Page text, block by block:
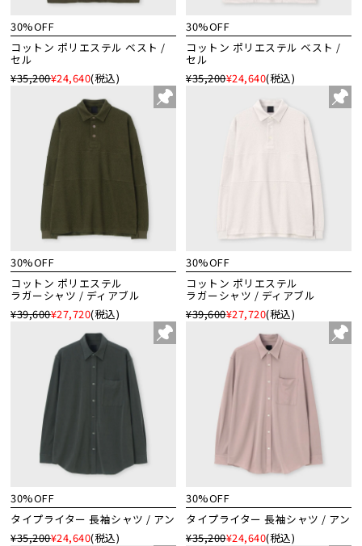
30%OFF
コットン ポリエステル ベスト /
セル
¥35,200¥24,640(税込)
30%OFF
コットン ポリエステル ベスト /
セル
¥35,200¥24,640(税込)
30%OFF
コットン ポリエステル
ラガーシャツ / ディアブル
¥39,600¥27,720(税込)
30%OFF
コットン ポリエステル
ラガーシャツ / ディアブル
¥39,600¥27,720(税込)
30%OFF
タイプライター 長袖シャツ / アン
¥35,200¥24,640(税込)
30%OFF
タイプライター 長袖シャツ / アン
¥35,200¥24,640(税込)